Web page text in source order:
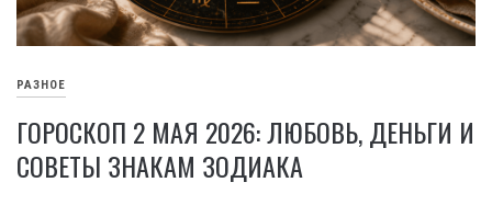
РАЗНОЕ
ГОРОСКОП 2 МАЯ 2026: ЛЮБОВЬ, ДЕНЬГИ И
СОВЕТЫ ЗНАКАМ ЗОДИАКА